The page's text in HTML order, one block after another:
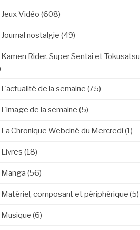
Jeux Vidéo (608)
Journal nostalgie (49)
Kamen Rider, Super Sentai et Tokusatsu
L'actualité de la semaine (75)
L'image de la semaine (5)
La Chronique Webciné du Mercredi (1)
Livres (18)
Manga (56)
Matériel, composant et périphérique (5)
Musique (6)